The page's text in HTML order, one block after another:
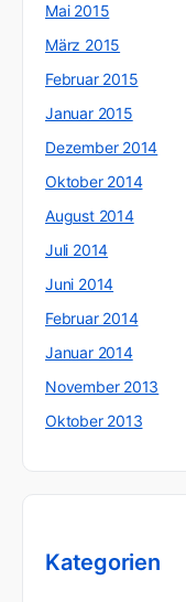
Mai 2015
März 2015
Februar 2015
Januar 2015
Dezember 2014
Oktober 2014
August 2014
Juli 2014
Juni 2014
Februar 2014
Januar 2014
November 2013
Oktober 2013
Kategorien